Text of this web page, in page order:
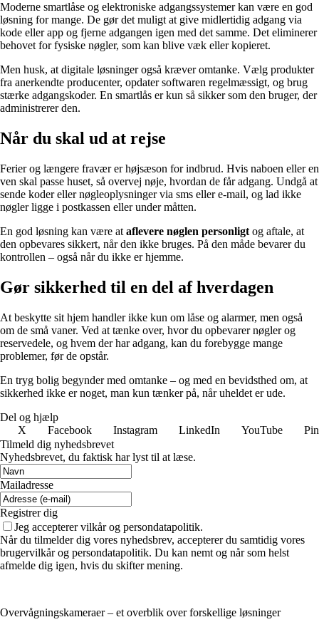
Moderne smartlåse og elektroniske adgangssystemer kan være en god
løsning for mange. De gør det muligt at give midlertidig adgang via
kode eller app og fjerne adgangen igen med det samme. Det eliminerer
behovet for fysiske nøgler, som kan blive væk eller kopieret.
Men husk, at digitale løsninger også kræver omtanke. Vælg produkter
fra anerkendte producenter, opdater softwaren regelmæssigt, og brug
stærke adgangskoder. En smartlås er kun så sikker som den bruger, der
administrerer den.
Når du skal ud at rejse
Ferier og længere fravær er højsæson for indbrud. Hvis naboen eller en
ven skal passe huset, så overvej nøje, hvordan de får adgang. Undgå at
sende koder eller nøgleoplysninger via sms eller e-mail, og lad ikke
nøgler ligge i postkassen eller under måtten.
En god løsning kan være at aflevere nøglen personligt og aftale, at
den opbevares sikkert, når den ikke bruges. På den måde bevarer du
kontrollen – også når du ikke er hjemme.
Gør sikkerhed til en del af hverdagen
At beskytte sit hjem handler ikke kun om låse og alarmer, men også
om de små vaner. Ved at tænke over, hvor du opbevarer nøgler og
reservedele, og hvem der har adgang, kan du forebygge mange
problemer, før de opstår.
En tryg bolig begynder med omtanke – og med en bevidsthed om, at
sikkerhed ikke er noget, man kun tænker på, når uheldet er ude.
Del og hjælp
X
Facebook Instagram LinkedIn YouTube
Tilmeld dig nyhedsbrevet
Nyhedsbrevet, du faktisk har lyst til at læse.
Mailadresse
Registrer dig
Jeg accepterer vilkår og persondatapolitik.
Når du tilmelder dig vores nyhedsbrev, accepterer du samtidig vores
brugervilkår og persondatapolitik. Du kan nemt og når som helst
afmelde dig igen, hvis du skifter mening.
Overvågningskameraer – et overblik over forskellige løsninger